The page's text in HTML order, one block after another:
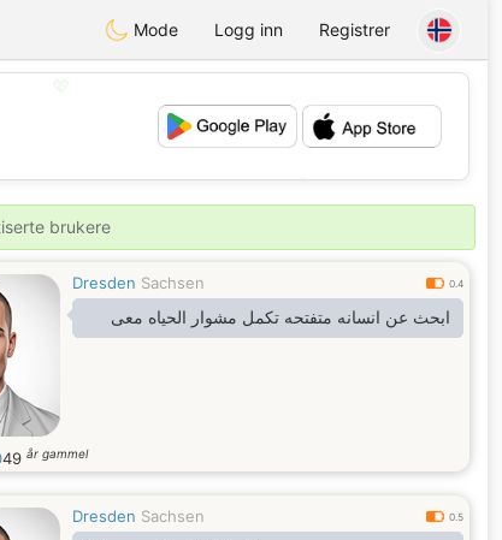
Mode Logg inn Registrer
💕
brukere
Dresden Sachsen 0.4
ابحث عن انسانه متفتحه تكمل مشوار الحياه معى
49 år gammel
Dresden Sachsen 0.5